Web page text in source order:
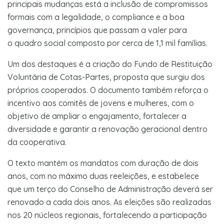
principais mudanças está a inclusão de compromissos
formais com a legalidade, o compliance e a boa
governança, princípios que passam a valer para
o quadro social composto por cerca de 1,1 mil famílias.
Um dos destaques é a criação do Fundo de Restituição
Voluntária de Cotas-Partes, proposta que surgiu dos
próprios cooperados. O documento também reforça o
incentivo aos comitês de jovens e mulheres, com o
objetivo de ampliar o engajamento, fortalecer a
diversidade e garantir a renovação geracional dentro
da cooperativa.
O texto mantém os mandatos com duração de dois
anos, com no máximo duas reeleições, e estabelece
que um terço do Conselho de Administração deverá ser
renovado a cada dois anos. As eleições são realizadas
nos 20 núcleos regionais, fortalecendo a participação